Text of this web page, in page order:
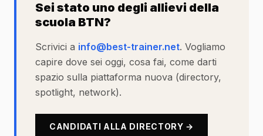
Sei stato uno degli allievi della
scuola BTN?
Scrivici a info@best-trainer.net. Vogliamo
capire dove sei oggi, cosa fai, come darti
spazio sulla piattaforma nuova (directory,
spotlight, network).
CANDIDATI ALLA DIRECTORY →